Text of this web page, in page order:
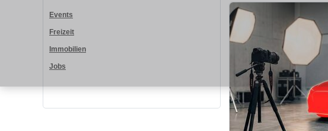
Events
Freizeit
Immobilien
Jobs